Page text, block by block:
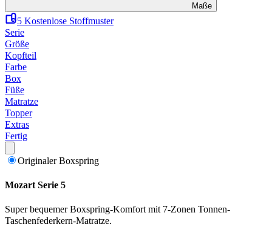
Maße
5 Kostenlose Stoffmuster
Serie
Größe
Kopfteil
Farbe
Box
Füße
Matratze
Topper
Extras
Fertig
Originaler Boxspring
Mozart Serie 5
Super bequemer Boxspring-Komfort mit 7-Zonen Tonnen-
Taschenfederkern-Matratze.